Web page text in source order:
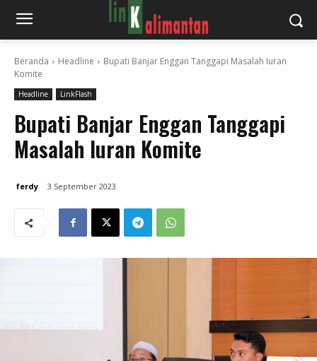
Beranda Headline
Bupati Banjar Enggan Tanggapi Masalah Iuran
Komite
Headline LinkFlash
Bupati Banjar Enggan Tanggapi
Masalah Iuran Komite
ferdy 3 September 2023